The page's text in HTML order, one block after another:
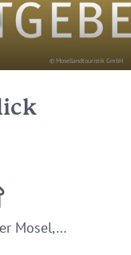
© Mosellandtouristik GmbH
Mosel,…